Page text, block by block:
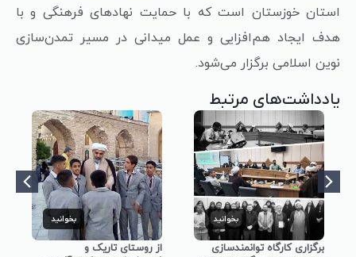
استان خوزستان است که با حمایت نهادهای فرهنگی و با
هدف ایجاد هم‌افزایی و عمل میدانی در مسیر تمدن‌سازی
نوین اسلامی برگزار می‌شود.
یادداشت‌های مرتبط
بخوانید
کارگاه توانمندسازی
بخوانید
از روستای تاریک و